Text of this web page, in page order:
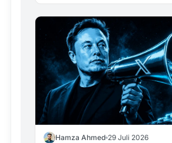
Hamza Ahmed 29 Juli 2026